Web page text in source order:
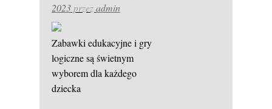
2023przezadmin
Zabawki edukacyjne i gry
logiczne są świetnym
wyborem dla każdego
dziecka